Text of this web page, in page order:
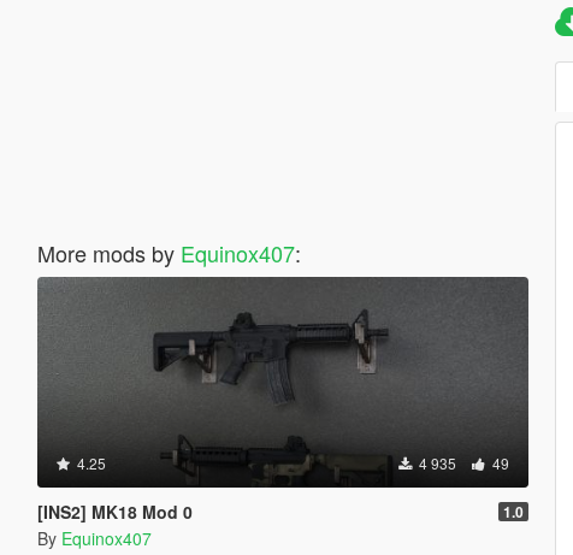
More mods by Equinox407:
4.25 4 935 49
[INS2] MK18 Mod 0 1.0
By Equinox407